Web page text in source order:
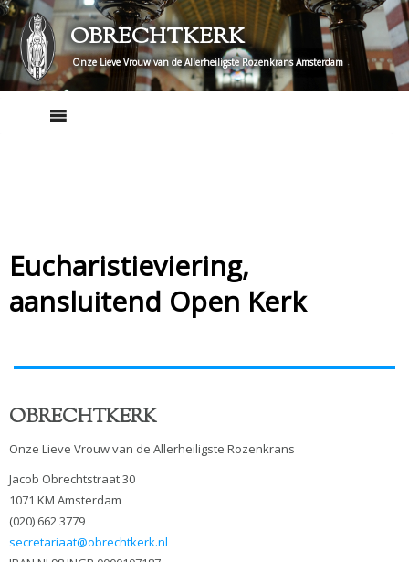
Skip
to
content
OBRECHTKERK
Onze Lieve Vrouw van de Allerheiligste Rozenkrans Amsterdam
Eucharistieviering,
aansluitend Open Kerk
OBRECHTKERK
Onze Lieve Vrouw van de Allerheiligste Rozenkrans
Jacob Obrechtstraat 30
1071 KM Amsterdam
(020) 662 3779
secretariaat@obrechtkerk.nl